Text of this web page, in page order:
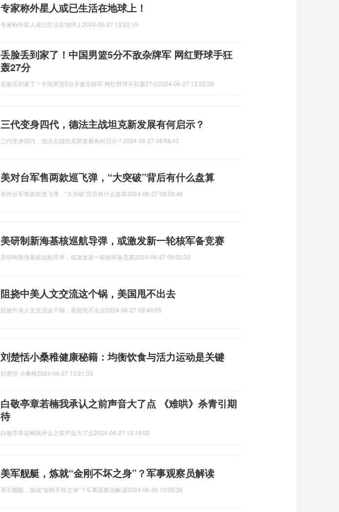
专家称外星人或已生活在地球上！
专家称外星人或已生活在地球上2024-06-27 13:22:15
丢脸丢到家了！中国男篮5分不敌杂牌军 网红野球手狂
轰27分
丢脸丢到家了！中国男篮5分不敌杂牌军 网红野球手狂轰27分2024-06-27 13:22:39
三代变身四代，德法主战坦克新发展有何启示？
三代变身四代，德法主战坦克新发展有何启示？ 2024-06-27 08:58:43
美对台军售两款巡飞弹，“大突破”背后有什么盘算
美对台军售两款巡飞弹，“大突破”背后有什么盘算2024-06-27 08:59:46
美研制新海基核巡航导弹，或激发新一轮核军备竞赛
美研制新海基核巡航导弹，或激发新一轮核军备竞赛2024-06-27 09:02:32
阻挠中美人文交流这个锅，美国甩不出去
阻挠中美人文交流这个锅，美国甩不出去2024-06-27 09:49:05
刘楚恬小桑稚健康秘籍：均衡饮食与活力运动是关键
刘楚恬 小桑稚2024-06-27 13:21:33
白敬亭章若楠我承认之前声音大了点 《难哄》杀青引期
待
白敬亭章若楠我承认之前声音大了点2024-06-27 13:18:02
美军舰艇，炼就“金刚不坏之身”？军事观察员解读
美军舰艇，炼就“金刚不坏之身”？军事观察员解读2024-06-26 10:05:36